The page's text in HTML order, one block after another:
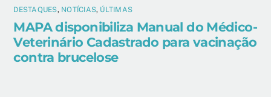
DESTAQUES, NOTÍCIAS, ÚLTIMAS
MAPA disponibiliza Manual do Médico-
Veterinário Cadastrado para vacinação
contra brucelose